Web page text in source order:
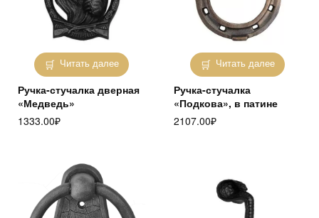
Читать далее
Ручка-стучалка дверная
«Медведь»
1333.00₽
Читать далее
Ручка-стучалка
«Подкова», в патине
2107.00₽